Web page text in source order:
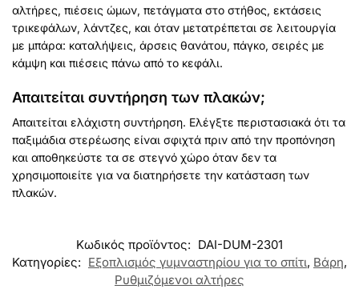
αλτήρες, πιέσεις ώμων, πετάγματα στο στήθος, εκτάσεις
τρικεφάλων, λάντζες, και όταν μετατρέπεται σε λειτουργία
με μπάρα: καταλήψεις, άρσεις θανάτου, πάγκο, σειρές με
κάμψη και πιέσεις πάνω από το κεφάλι.
Απαιτείται συντήρηση των πλακών;
Απαιτείται ελάχιστη συντήρηση. Ελέγξτε περιστασιακά ότι τα
παξιμάδια στερέωσης είναι σφιχτά πριν από την προπόνηση
και αποθηκεύστε τα σε στεγνό χώρο όταν δεν τα
χρησιμοποιείτε για να διατηρήσετε την κατάσταση των
πλακών.
Κωδικός προϊόντος: DAI-DUM-2301
Κατηγορίες: Εξοπλισμός γυμναστηρίου για το σπίτι, Βάρη,
Ρυθμιζόμενοι αλτήρες